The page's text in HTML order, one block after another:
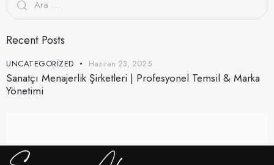
Recent Posts
UNCATEGORIZED Haziran 23, 2025
Sanatçı Menajerlik Şirketleri | Profesyonel Temsil & Marka
Yönetimi